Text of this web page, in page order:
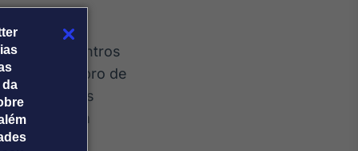
de encontros
1º de outubro de
as últimas
de olho em
encontros